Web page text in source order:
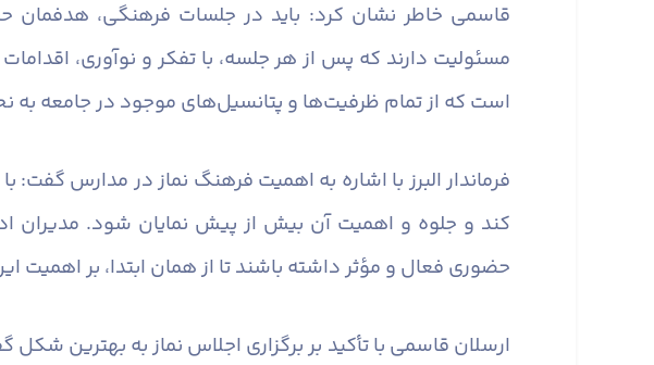
قاسمی خاطر نشان کرد: باید در جلسات فرهنگی، هدفمان
مسئولیت دارند که پس از هر جلسه، با تفکر و نوآوری،
است که از تمام ظرفیت‌ها و پتانسیل‌های موجود در جامعه به
فرماندار البرز با اشاره به اهمیت فرهنگ نماز در مدارس
کند و جلوه و اهمیت آن بیش از پیش نمایان شود. مدیران
حضوری فعال و مؤثر داشته باشند تا از همان ابتدا، بر اهمیت
ارسلان قاسمی با تأکید بر برگزاری اجلاس نماز به بهترین